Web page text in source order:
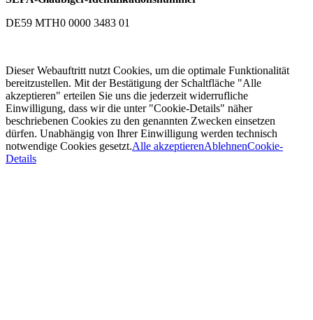
DE59 MTH0 0000 3483 01
Dieser Webauftritt nutzt Cookies, um die optimale Funktionalität
bereitzustellen. Mit der Bestätigung der Schaltfläche "Alle
akzeptieren" erteilen Sie uns die jederzeit widerrufliche
Einwilligung, dass wir die unter "Cookie-Details" näher
beschriebenen Cookies zu den genannten Zwecken einsetzen
dürfen. Unabhängig von Ihrer Einwilligung werden technisch
notwendige Cookies gesetzt.Alle akzeptierenAblehnenCookie-
Details